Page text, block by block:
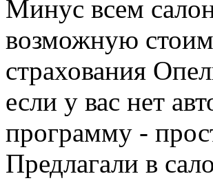
Минус всем
возможную
страхования
если у вас нет
программу -
Предлагали в